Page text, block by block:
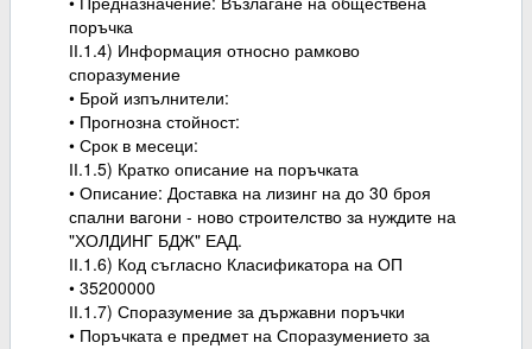
поръчка
ІІ.1.4) Информация относно рамково
споразумение
• Брой изпълнители:
• Прогнозна стойност:
• Срок в месеци:
ІІ.1.5) Кратко описание на поръчката
• Описание: Доставка на лизинг на до 30 броя
спални вагони - ново строителство за нуждите на
"ХОЛДИНГ БДЖ" ЕАД.
ІІ.1.6) Код съгласно Класификатора на ОП
• 35200000
ІІ.1.7) Споразумение за държавни поръчки
• Поръчката е предмет на Споразумението за